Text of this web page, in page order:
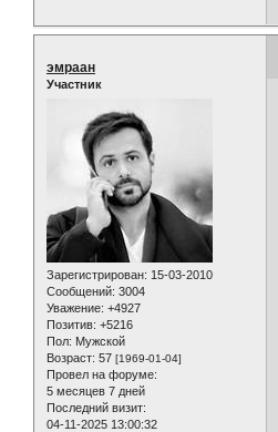
эмраан
Участник
Зарегистрирован: 15-03-2010
Сообщений: 3004
Уважение: +4927
Позитив: +5216
Пол: Мужской
Возраст: 57 [1969-01-04]
Провел на форуме:
5 месяцев 7 дней
Последний визит:
04-11-2025 13:00:32